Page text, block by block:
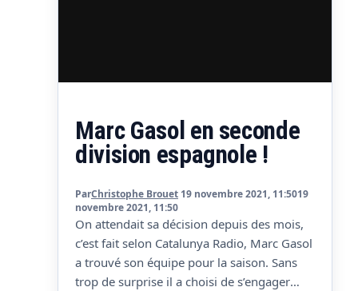
Marc Gasol en seconde
division espagnole !
ParChristophe Brouet 19 novembre 2021, 11:5019
novembre 2021, 11:50
On attendait sa décision depuis des mois,
c’est fait selon Catalunya Radio, Marc Gasol
a trouvé son équipe pour la saison. Sans
trop de surprise il a choisi de s’engager